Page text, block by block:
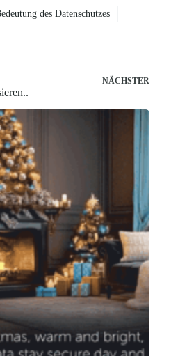
des Datenschutzes
NÄCHSTER